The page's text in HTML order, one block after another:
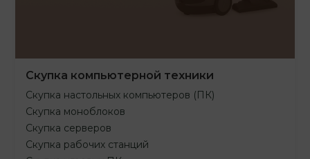
Скупка компьютерной техники
Скупка настольных компьютеров (ПК)
Скупка моноблоков
Скупка серверов
Скупка рабочих станций